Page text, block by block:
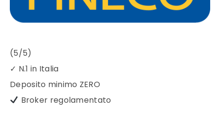
(5/5)
✓ N.1 in Italia
Deposito minimo ZERO
Broker regolamentato